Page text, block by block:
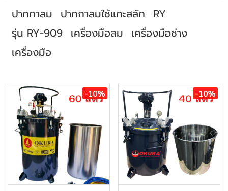
ปากกาลม ปากกาลมใช้แกะสลัก RY
รุ่น RY-909 เครื่องมือลม เครื่องมือช่าง
เครื่องมือ
-10% -10%